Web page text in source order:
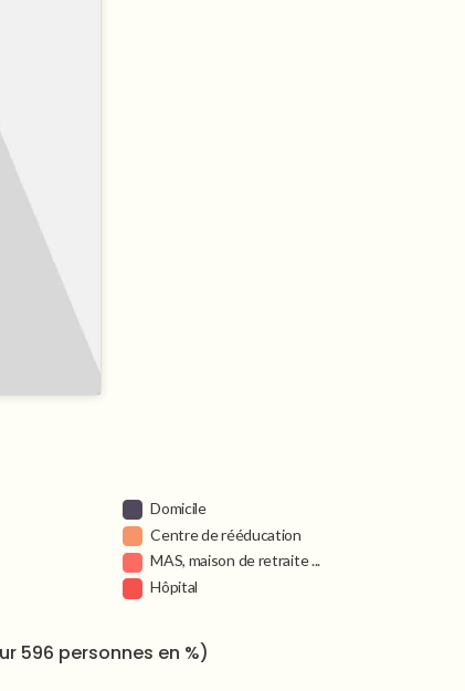
Domicile
Centre de rééducation
MAS, maison de retraite ...
Hôpital
596 personnes en %)